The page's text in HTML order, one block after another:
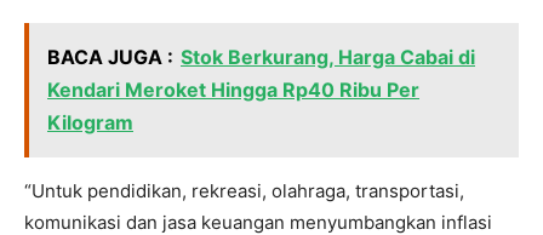
BACA JUGA : Stok Berkurang, Harga Cabai di
Kendari Meroket Hingga Rp40 Ribu Per
Kilogram
“Untuk pendidikan, rekreasi, olahraga, transportasi,
komunikasi dan jasa keuangan menyumbangkan inflasi